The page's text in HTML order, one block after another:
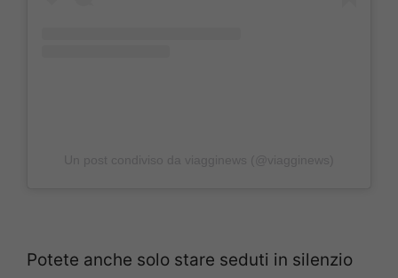
Potete anche solo stare seduti in silenzio